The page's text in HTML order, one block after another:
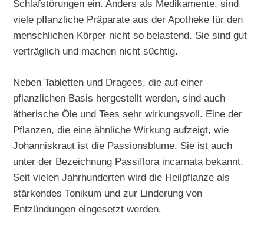
Schlafstörungen ein. Anders als Medikamente, sind
viele pflanzliche Präparate aus der Apotheke für den
menschlichen Körper nicht so belastend. Sie sind gut
verträglich und machen nicht süchtig.
Neben Tabletten und Dragees, die auf einer
pflanzlichen Basis hergestellt werden, sind auch
ätherische Öle und Tees sehr wirkungsvoll. Eine der
Pflanzen, die eine ähnliche Wirkung aufzeigt, wie
Johanniskraut ist die Passionsblume. Sie ist auch
unter der Bezeichnung Passiflora incarnata bekannt.
Seit vielen Jahrhunderten wird die Heilpflanze als
stärkendes Tonikum und zur Linderung von
Entzündungen eingesetzt werden.